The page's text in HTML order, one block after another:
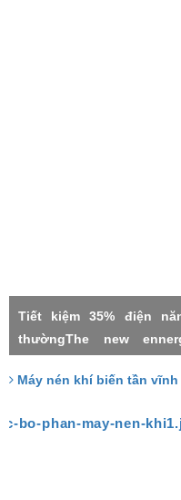
Tiết kiệm 35% điện
thườngThe new
frequency machineMáy
Máy nén khí biến tần